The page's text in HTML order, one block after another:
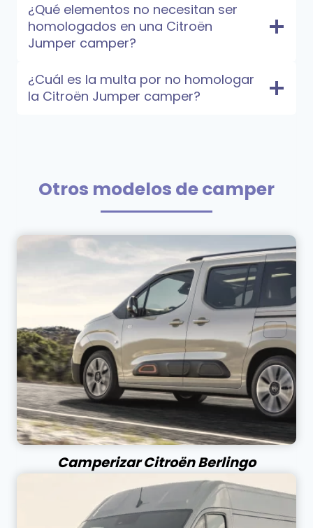
¿Qué elementos no necesitan ser
homologados en una Citroën
Jumper camper?
¿Cuál es la multa por no homologar
la Citroën Jumper camper?
Otros modelos de camper
Camperizar Citroën Berlingo